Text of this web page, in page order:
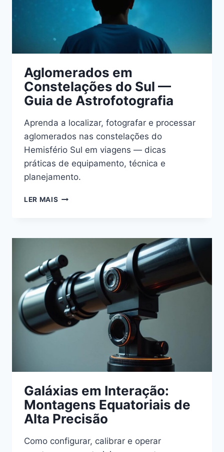
Aglomerados em
Constelações do Sul —
Guia de Astrofotografia
Aprenda a localizar, fotografar e processar
aglomerados nas constelações do
Hemisfério Sul em viagens — dicas
práticas de equipamento, técnica e
planejamento.
LER MAIS AGLOMERADOS
SUL
GUIA
DE
ASTROFOTOGRAFIA
Galáxias em Interação:
Montagens Equatoriais de
Alta Precisão
Como configurar, calibrar e operar